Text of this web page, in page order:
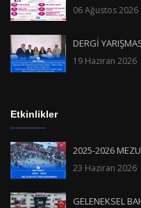
06 Ağustos 2026
DERGİ
19 Haziran 2026
Etkinlikler
2025-2026
23 Haziran 2026
GELENEKSEL